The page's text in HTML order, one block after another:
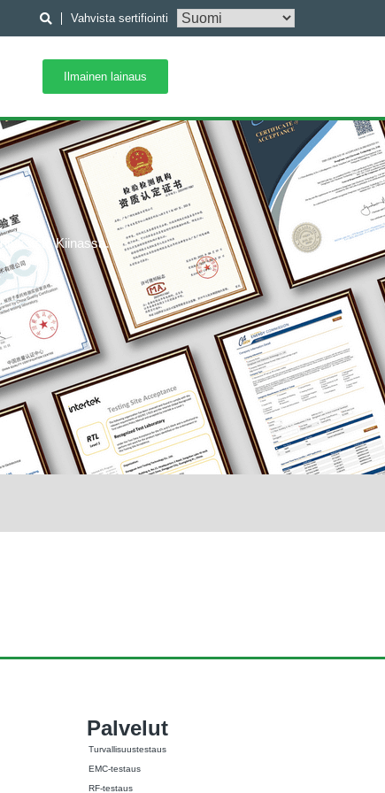
Vahvista sertifiointi
Ilmainen lainaus
Kiinassa.
Palvelut
Turvallisuustestaus
EMC-testaus
RF-testaus